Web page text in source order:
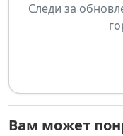
Следи за
Вам может